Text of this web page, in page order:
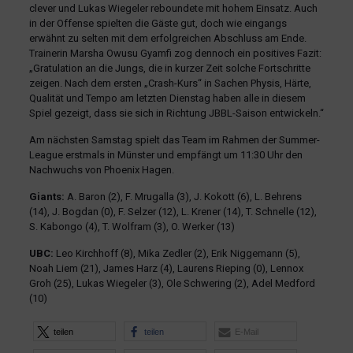
clever und Lukas Wiegeler reboundete mit hohem Einsatz. Auch
in der Offense spielten die Gäste gut, doch wie eingangs
erwähnt zu selten mit dem erfolgreichen Abschluss am Ende.
Trainerin Marsha Owusu Gyamfi zog dennoch ein positives Fazit:
„Gratulation an die Jungs, die in kurzer Zeit solche Fortschritte
zeigen. Nach dem ersten „Crash-Kurs“ in Sachen Physis, Härte,
Qualität und Tempo am letzten Dienstag haben alle in diesem
Spiel gezeigt, dass sie sich in Richtung JBBL-Saison entwickeln.“
Am nächsten Samstag spielt das Team im Rahmen der Summer-
League erstmals in Münster und empfängt um 11:30 Uhr den
Nachwuchs von Phoenix Hagen.
Giants: A. Baron (2), F. Mrugalla (3), J. Kokott (6), L. Behrens
(14), J. Bogdan (0), F. Selzer (12), L. Krener (14), T. Schnelle (12),
S. Kabongo (4), T. Wolfram (3), O. Werker (13)
UBC: Leo Kirchhoff (8), Mika Zedler (2), Erik Niggemann (5),
Noah Liem (21), James Harz (4), Laurens Rieping (0), Lennox
Groh (25), Lukas Wiegeler (3), Ole Schwering (2), Adel Medford
(10)
teilen teilen E-Mail